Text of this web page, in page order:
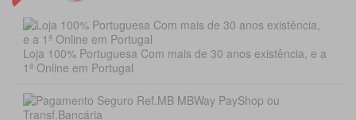
Loja 100% Portuguesa Com mais de 30 anos existência, e a
1ª Online em Portugal